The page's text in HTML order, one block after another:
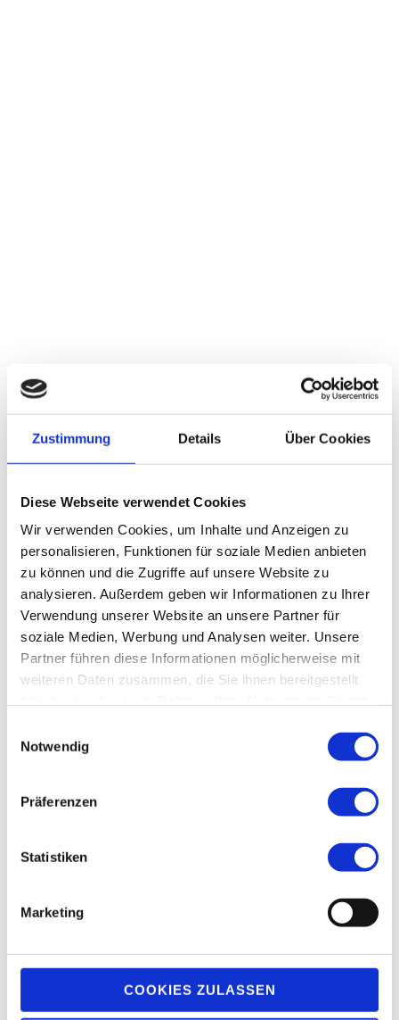
Zustimmung Details Über Cookies
Diese Webseite verwendet Cookies
Wir verwenden Cookies, um Inhalte und Anzeigen zu
personalisieren, Funktionen für soziale Medien anbieten
zu können und die Zugriffe auf unsere Website zu
analysieren. Außerdem geben wir Informationen zu Ihrer
Verwendung unserer Website an unsere Partner für
soziale Medien, Werbung und Analysen weiter. Unsere
Partner führen diese Informationen möglicherweise mit
weiteren Daten zusammen, die Sie ihnen bereitgestellt
Notwendig
Präferenzen
Statistiken
Marketing
COOKIES ZULASSEN